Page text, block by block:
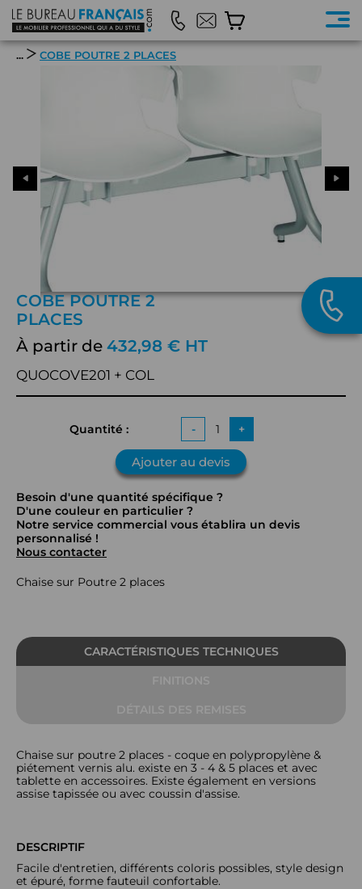
... COBE POUTRE 2 PLACES
COBE POUTRE 2
PLACES
À partir de 432,98 € HT
QUOCOVE201 + COL
Quantité : - +
Ajouter au devis
Besoin d'une quantité spécifique ?
D'une couleur en particulier ?
Notre service commercial vous établira un devis
personnalisé !
Nous contacter
Chaise sur Poutre 2 places
CARACTÉRISTIQUES TECHNIQUES
Chaise sur poutre 2 places - coque en polypropylène &
piétement vernis alu. existe en 3 - 4 & 5 places et avec
tablette en accessoires. Existe également en versions
assise tapissée ou avec coussin d'assise.
DESCRIPTIF
Facile d'entretien, différents coloris possibles, style design
et épuré, forme fauteuil confortable.